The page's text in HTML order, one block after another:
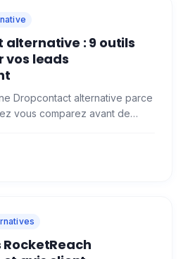
alternative : 9 outils
vos leads
Dropcontact alternative parce
vous comparez avant de
RocketReach